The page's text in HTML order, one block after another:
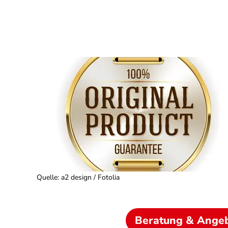
Quelle: a2 design / Fotolia
Beratung &